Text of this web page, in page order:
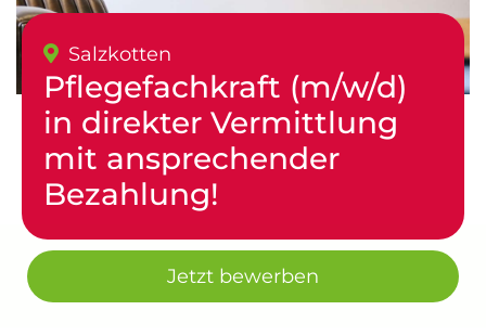
Salzkotten
Pflegefachkraft (m/w/d)
in direkter Vermittlung
mit ansprechender
Bezahlung!
Jetzt bewerben